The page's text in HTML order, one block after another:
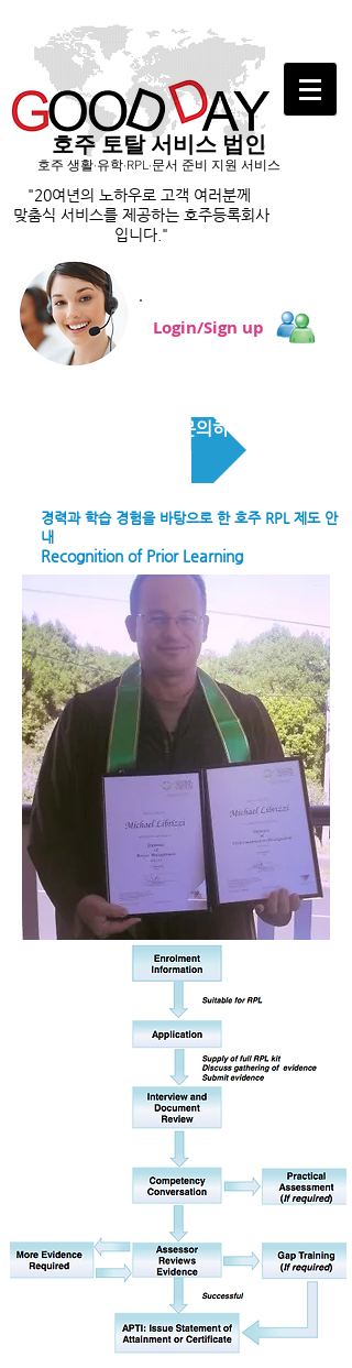
호주 토탈 서비스 법인
호주 생활·유학·RPL·문서 준비 지원 서비스
"20여년의 노하우로 고객 여러분께
맞춤식 서비스를 제공하는 호주등록회사
입니다."
Login/Sign up
RPL 상담 문의하기
경력과 학습 경험을 바탕으로 한 호주 RPL 제도 안
내
Recognition of Prior Learning